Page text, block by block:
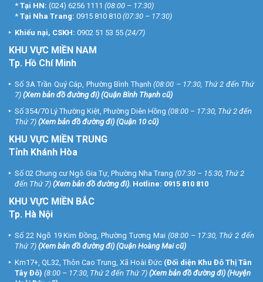
* Tại HN: (024) 6256 1111 (08:00 – 17:30)
* Tại Nha Trang: 0915 810 810 (07:30 – 17:30)
Khiếu nại, CSKH: 0902 51 53 55 (24/7)
KHU VỰC MIỀN NAM
Tp. Hồ Chí Minh
Số 3A Trần Quý Cáp, Phường Bình Thạnh (08:00 – 17:30, Thứ 2 đến Thứ
7) (Xem bản đồ đường đi) (Quận Bình Thạnh cũ)
Số 354/70 Lý Thường Kiệt, Phường Diên Hồng (08:00 – 17:30, Thứ 2 đến
Thứ 7) (Xem bản đồ đường đi) (Quận 10 cũ)
KHU VỰC MIỀN TRUNG
Tỉnh Khánh Hòa
Số 02 Chung cư Ngô Gia Tự, Phường Nha Trang (07:30 – 15:30, Thứ 2
đến Thứ 7) (Xem bản đồ đường đi). Hotline: 0915 810 810
KHU VỰC MIỀN BẮC
Tp. Hà Nội
Số 22 Ngõ 19 Kim Đồng, Phường Tương Mai (08:00 – 17:30, Thứ 2 đến
Thứ 7) (Xem bản đồ đường đi) (Quận Hoàng Mai cũ)
Km17+, QL32, Thôn Cao Trung, Xã Hoài Đức (Đối diện Khu Đô Thị Tân
Tây Đô) (8:00 – 17:30, Thứ 2 đến Thứ 7) (Xem bản đồ đường đi) (Huyện